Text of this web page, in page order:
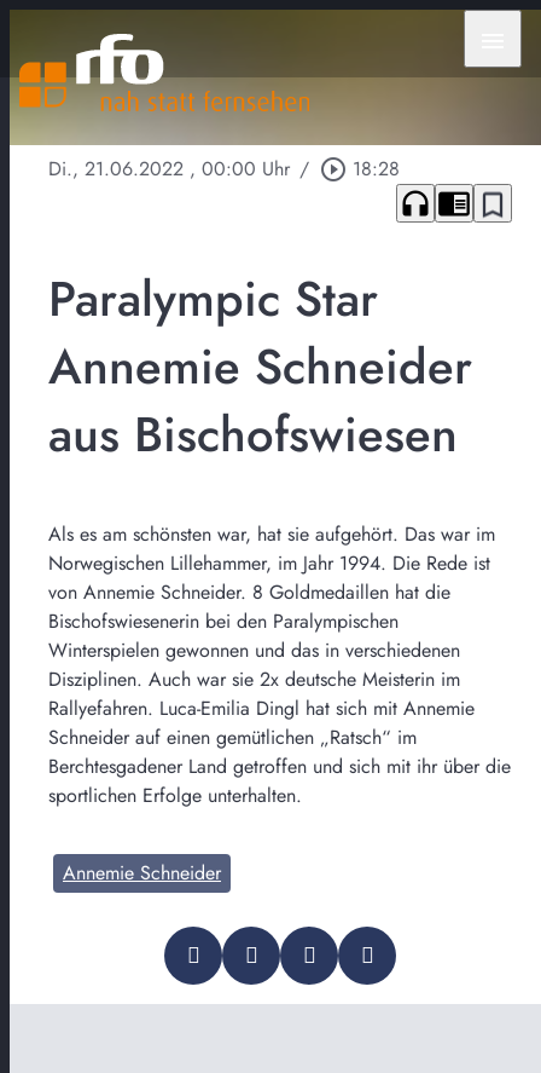
Di., 21.06.2022 , 00:00 Uhr / play_circle_outline 18:28
headphones chrome_reader_mode bookmark_border
Paralympic Star
Annemie Schneider
aus Bischofswiesen
Als es am schönsten war, hat sie aufgehört. Das war im
Norwegischen Lillehammer, im Jahr 1994. Die Rede ist
von Annemie Schneider. 8 Goldmedaillen hat die
Bischofswiesenerin bei den Paralympischen
Winterspielen gewonnen und das in verschiedenen
Disziplinen. Auch war sie 2x deutsche Meisterin im
Rallyefahren. Luca-Emilia Dingl hat sich mit Annemie
Schneider auf einen gemütlichen „Ratsch“ im
Berchtesgadener Land getroffen und sich mit ihr über die
sportlichen Erfolge unterhalten.
Annemie Schneider